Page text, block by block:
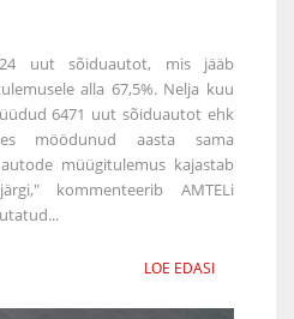
uut sõiduautot, mis jääb
alla 67,5%. Nelja kuu
6471 uut sõiduautot ehk
möödunud aasta sama
müügitulemus kajastab
kommenteerib AMTELi
LOE EDASI